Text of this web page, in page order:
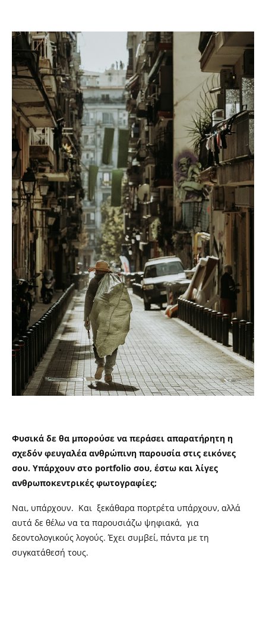
Φυσικά δε θα μπορούσε να περάσει απαρατήρητη η
σχεδόν φευγαλέα ανθρώπινη παρουσία στις εικόνες
σου. Υπάρχουν στο portfolio σου, έστω και λίγες
ανθρωποκεντρικές φωτογραφίες;
Ναι, υπάρχουν. Και ξεκάθαρα πορτρέτα υπάρχουν, αλλά
αυτά δε θέλω να τα παρουσιάζω ψηφιακά, για
δεοντολογικούς λογούς. Έχει συμβεί, πάντα με τη
συγκατάθεσή τους.